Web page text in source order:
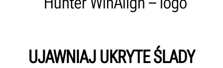
UJAWNIAJ UKRYTE ŚLADY